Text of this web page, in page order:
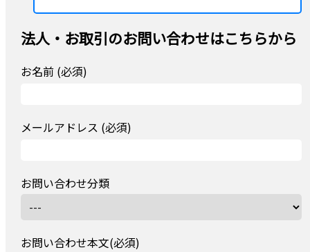
法人・お取引のお問い合わせはこちらから
お名前 (必須)
メールアドレス (必須)
お問い合わせ分類
お問い合わせ本文(必須)